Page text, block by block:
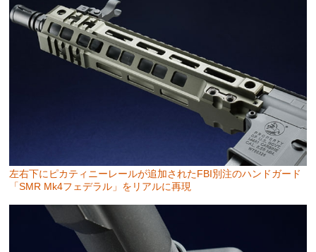
左右下にピカティニーレールが追加されたFBI別注のハンドガード
「SMR Mk4フェデラル」をリアルに再現